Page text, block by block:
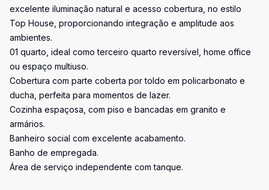
excelente iluminação natural e acesso cobertura, no estilo
Top House, proporcionando integração e amplitude aos
ambientes.
01 quarto, ideal como terceiro quarto reversível, home office
ou espaço multiuso.
Cobertura com parte coberta por toldo em policarbonato e
ducha, perfeita para momentos de lazer.
Cozinha espaçosa, com piso e bancadas em granito e
armários.
Banheiro social com excelente acabamento.
Banho de empregada.
Área de serviço independente com tanque.